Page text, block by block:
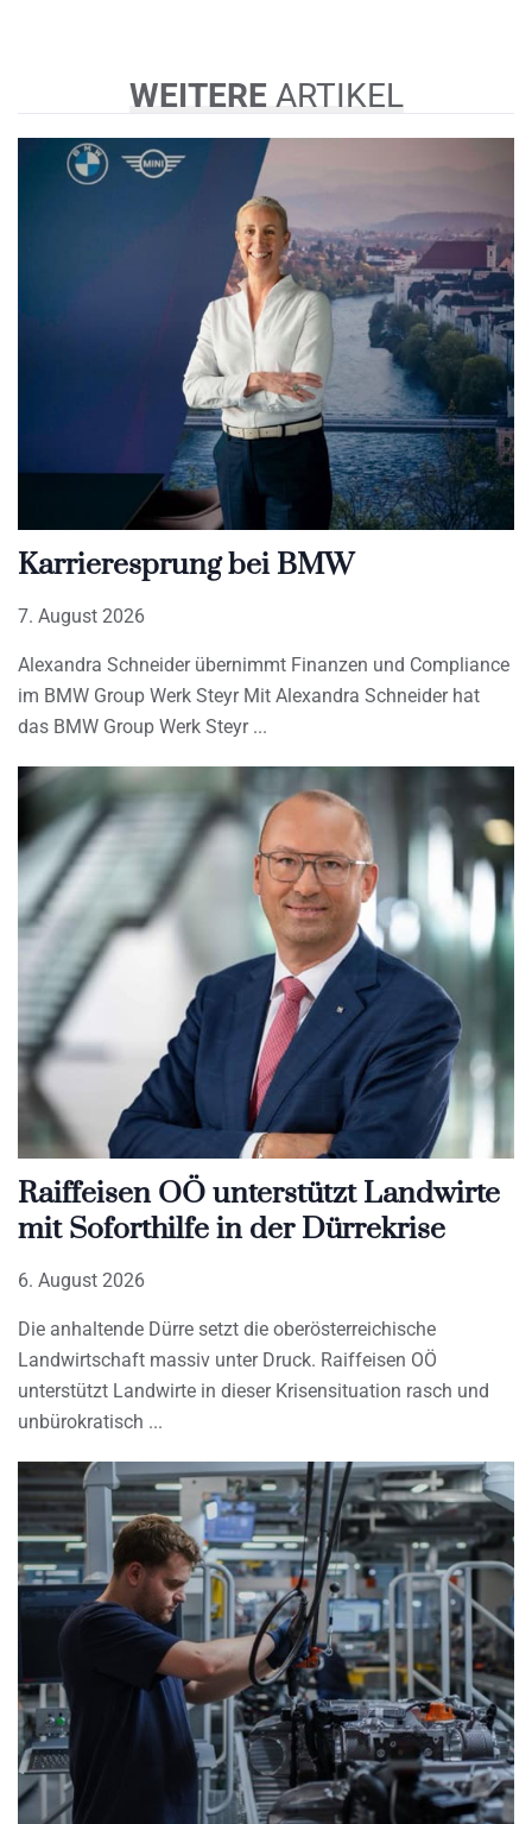
WEITEREARTIKEL
Karrieresprung bei BMW
7. August 2026
Alexandra Schneider übernimmt Finanzen und Compliance
im BMW Group Werk Steyr Mit Alexandra Schneider hat
das BMW Group Werk Steyr
Raiffeisen OÖ unterstützt Landwirte
mit Soforthilfe in der Dürrekrise
6. August 2026
Die anhaltende Dürre setzt die oberösterreichische
Landwirtschaft massiv unter Druck. Raiffeisen OÖ
unterstützt Landwirte in dieser Krisensituation rasch und
unbürokratisch